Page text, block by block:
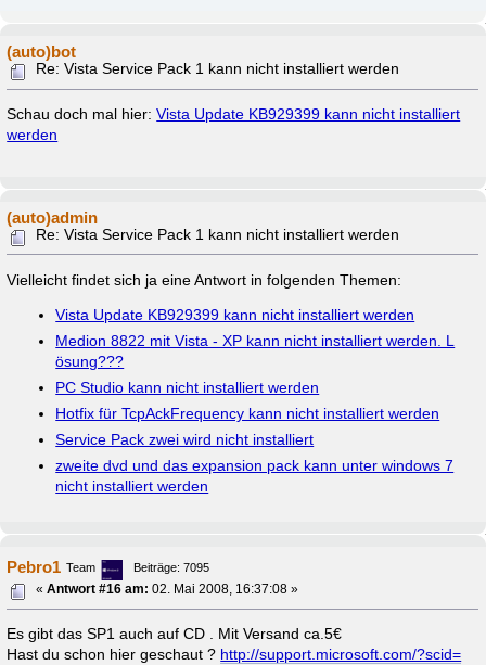
(auto)bot
Re: Vista Service Pack 1 kann nicht installiert werden
Schau doch mal hier:Vista Update KB929399 kann nicht installiert
werden
(auto)admin
Re: Vista Service Pack 1 kann nicht installiert werden
Vielleicht findet sich ja eine Antwort in folgenden Themen:
Vista Update KB929399 kann nicht installiert werden
Medion 8822 mit Vista - XP kann nicht installiert werden. L
ösung???
PC Studio kann nicht installiert werden
Hotfix für TcpAckFrequency kann nicht installiert werden
Service Pack zwei wird nicht installiert
zweite dvd und das expansion pack kann unter windows 7
nicht installiert werden
Pebro1 Team
Beiträge: 7095
«Antwort #16 am: 02. Mai 2008, 16:37:08 »
Es gibt das SP1 auch auf CD . Mit Versand ca.5€
Hast du schon hier geschaut ? http://support.microsoft.com/?scid=